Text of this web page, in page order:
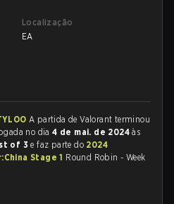
Localização
EA
A partida de Valorant terminou
no dia4 de mai. de 2024às
of 3e faz parte do 2024
Stage 1 Round Robin - Week